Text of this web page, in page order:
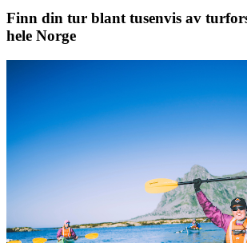
Finn din tur blant tusenvis av
hele Norge